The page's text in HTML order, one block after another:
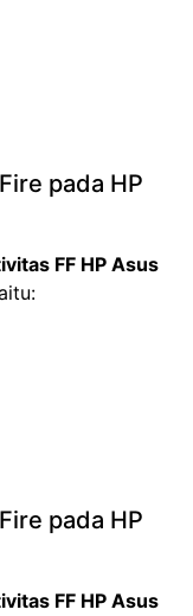
pada HP
FF HP Asus
pada HP
FF HP Asus